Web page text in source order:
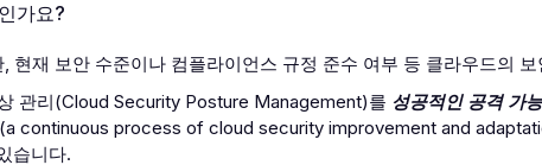
가요?
재 보안 수준이나 컴플라이언스 규정 준수 여부 등 클라우드의
관리(Cloud Security Posture Management)를 성공적인 공격 가
(a continuous process of cloud security improvement and
습니다.